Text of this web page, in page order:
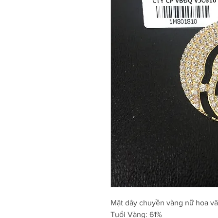
Mặt dây chuyền vàng nữ hoa
Tuổi Vàng: 61%